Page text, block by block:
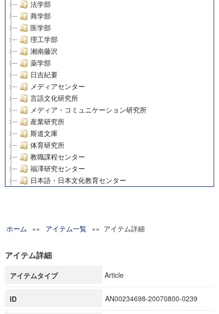
法学部
商学部
医学部
理工学部
湘南藤沢
薬学部
日吉紀要
メディアセンター
言語文化研究所
メディア・コミュニケーション研究所
産業研究所
斯道文庫
体育研究所
教職課程センター
福澤研究センター
日本語・日本文化教育センター
グローバルリサーチインスティテュート
科学研究費補助金研究成果報告書
慶應義塾大学グローバルCOEプログラム市民社会ガバナンス
慶應義塾大学グローバルCOEプログラム論理と感性の先端的
博士課程教育リーディングプログラム「超成熟社会発展のサ
学術雑誌掲載論文等(8)
ホーム »» アイテム一覧 »» アイテム詳細
アイテム詳細
アイテムタイプ Article
ID AN00234698-20070800-0239